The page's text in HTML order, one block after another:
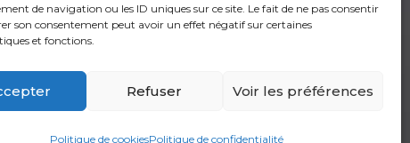
de navigation ou les ID uniques sur ce site. Le fait de ne pas consentir
son consentement peut avoir un effet négatif sur certaines
et fonctions.
Refuser Voir les préférences
Politique de cookiesPolitique de confidentialité